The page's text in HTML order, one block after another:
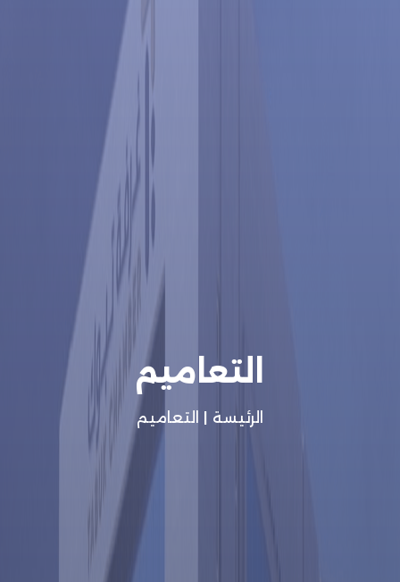
التعاميم
الرئيسة التعاميم